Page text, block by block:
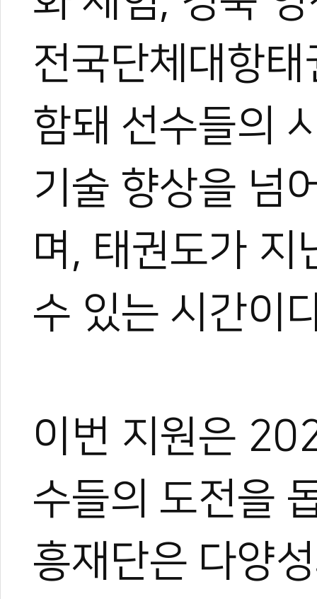
전국단체대항태
함돼 선수들의
기술 향상을 넘
며, 태권도가 지
수 있는 시간이
이번 지원은
수들의 도전을
흥재단은 다양
한혜진
태권도 경기인 출신의 태
트 KOICA 국제협력요원으
며, 20여 년간 65개국
장 중심의 심층 취재를 이
작, 대회 중계방송 캐스터,
텐츠를 다각화해 온 전문
과 콘텐츠 제작 및 홍보 마
이온 대표이사를 맡고 있
야)와 대학 겸임교수로도